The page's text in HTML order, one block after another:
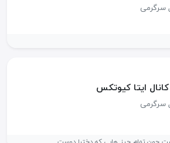
سرگرمی
کانال ایتا کیوتکس
سرگرمی